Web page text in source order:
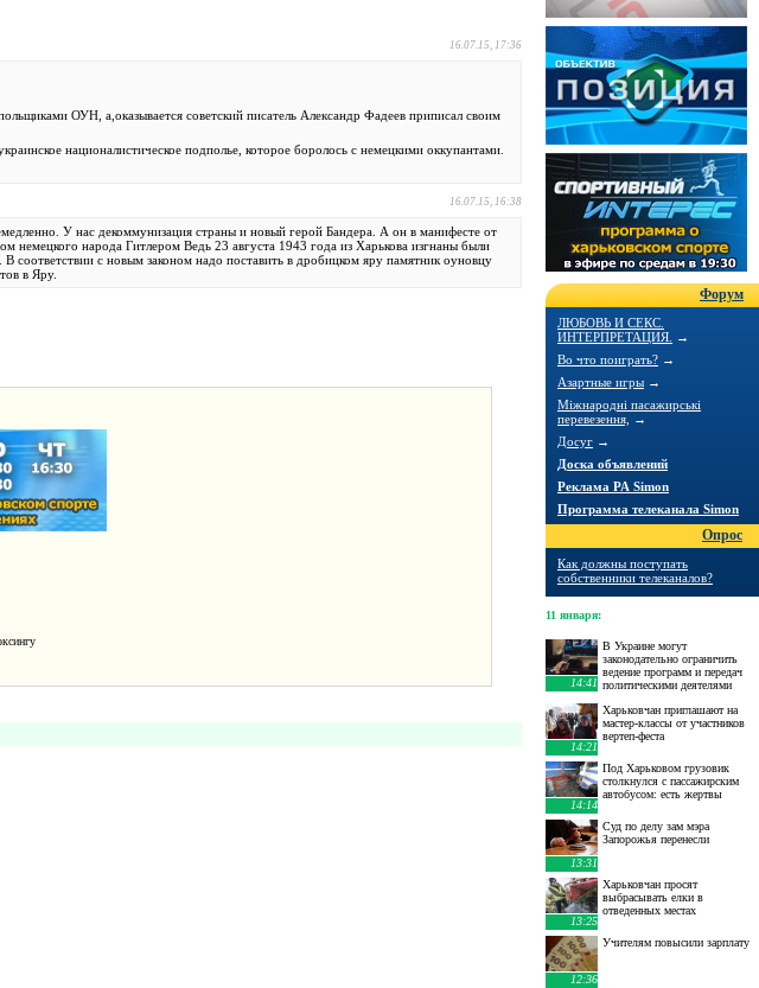
16.07.15, 17:36
ОУН, а,оказывается советский писатель Александр Фадеев приписал своим
националистическое подполье, которое боролось с немецкими оккупантами.
16.07.15, 16:38
У нас декоммунизация страны и новый герой Бандера. А он в манифесте от
немецкого народа Гитлером Ведь 23 августа 1943 года из Харькова изгнаны были
с новым законом надо поставить в дробицком яру памятник оуновцу
в Яру.
Форум
ЛЮБОВЬ И СЕКС.
ИНТЕРПРЕТАЦИЯ.
→
Во что поиграть? →
Азартные игры →
Міжнародні пасажирські
перевезення,
→
Досуг →
Доска объявлений
Реклама РА Simon
Программа телеканала Simon
Опрос
Как должны поступать
собственники телеканалов?
11 января:
14:41
В Украине могут
законодательно ограничить
ведение программ и передач
политическими деятелями
14:21
Харьковчан приглашают на
мастер-классы от участников
вертеп-феста
14:14
Под Харьковом грузовик
столкнулся с пассажирским
автобусом: есть жертвы
13:31
Суд по делу зам мэра
Запорожья перенесли
13:25
Харьковчан просят
выбрасывать елки в
отведенных местах
12:36
Учителям повысили зарплату